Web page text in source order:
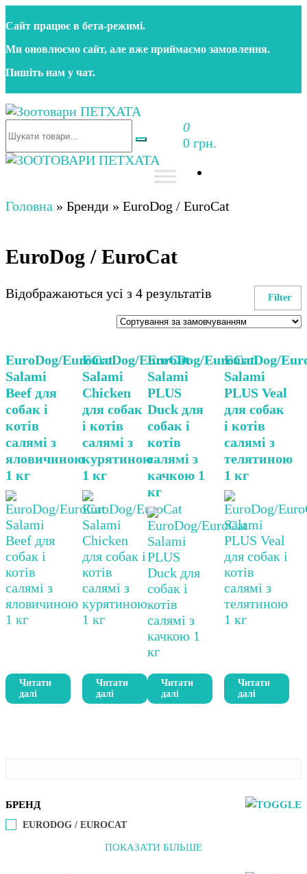
до
контенту
Сайт працює в бета‑режимі.
Ми оновлюємо сайт, але вже приймаємо замовлення.
Пишіть нам у чат.
Зоотовари ПЕТХАТА
Зоомагазин для собак та котів | Корм, іграшки,
аксесуари та догляд за тваринами. Доставка по
0
0 грн.
аксесуари та догляд за тваринами. Доставка по
Головна » Бренди » EuroDog / EuroCat
EuroDog / EuroCat
Filter
Відображаються усі з 4 результатів
EuroDog/EuroCat
Salami
Beef для
собак і
котів
салямі з
яловичиною
1 кг
Читати
далі
EuroDog/EuroCat
Salami
Chicken
для собак
і котів
салямі з
курятиною
1 кг
Читати
далі
EuroDog/EuroCat
Salami
PLUS
Duck для
собак і
котів
салямі з
качкою 1
кг
Читати
далі
EuroDog/
Salami
PLUS Veal
для собак
і котів
салямі з
телятиною
1 кг
Читати
далі
БРЕНД
EURODOG / EUROCAT
ПОКАЗАТИ БІЛЬШЕ